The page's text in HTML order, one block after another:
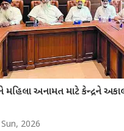
અનામત માટે કેન્દ્રને
2026